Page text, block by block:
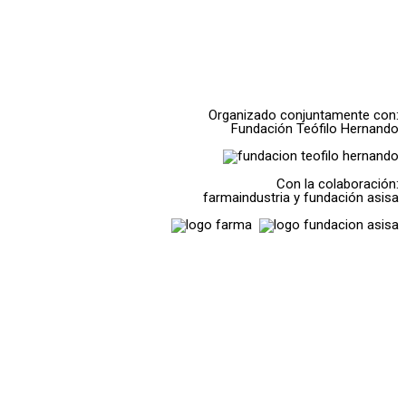
Organizado conjuntamente con:
Fundación Teófilo Hernando
Con la colaboración:
farmaindustria y fundación asisa